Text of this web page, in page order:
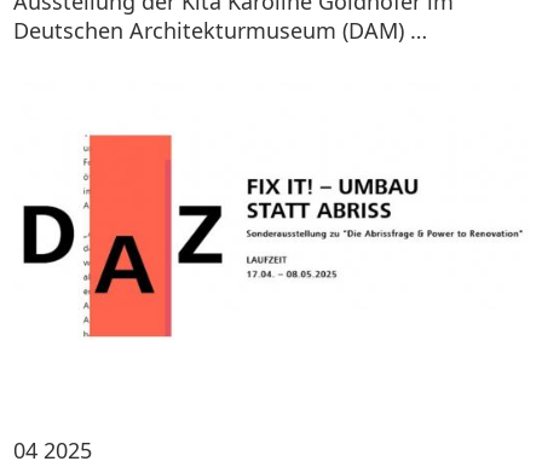
Deutschen Architekturmuseum (DAM) …
04 2025